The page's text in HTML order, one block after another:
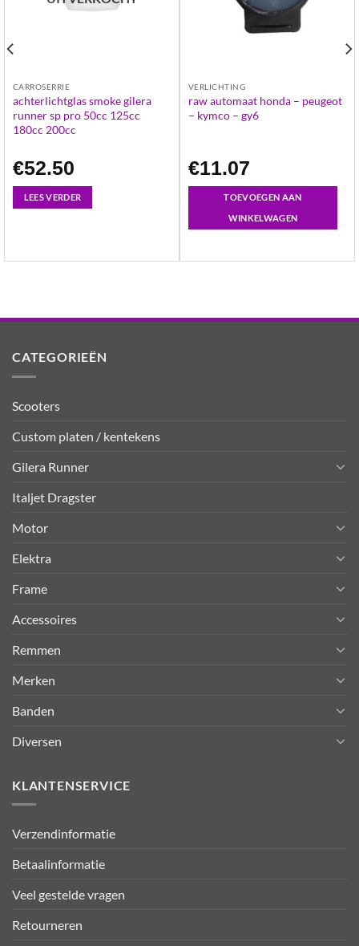
CARROSERRIE
achterlichtglas smoke gilera
runner sp pro 50cc 125cc
180cc 200cc
€52.50
LEES VERDER
VERLICHTING
raw automaat honda – peugeot
– kymco – gy6
€11.07
TOEVOEGEN AAN
WINKELWAGEN
CATEGORIEËN
Scooters
Custom platen / kentekens
Gilera Runner
Italjet Dragster
Motor
Elektra
Frame
Accessoires
Remmen
Merken
Banden
Diversen
KLANTENSERVICE
Verzendinformatie
Betaalinformatie
Veel gestelde vragen
Retourneren